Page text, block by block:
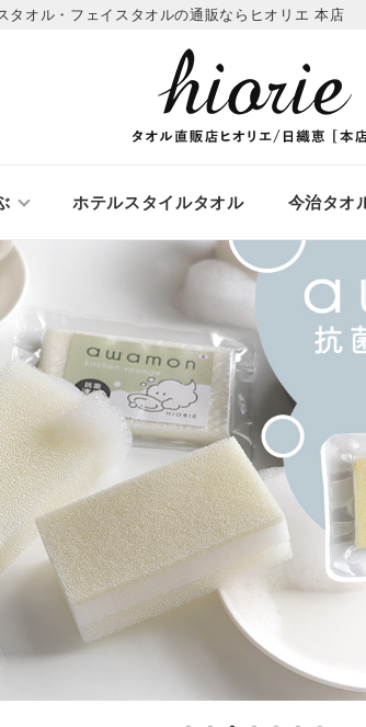
タオル・フェイスタオルの通販ならヒオリエ 本店
ホテルスタイルタオル 今治タオ